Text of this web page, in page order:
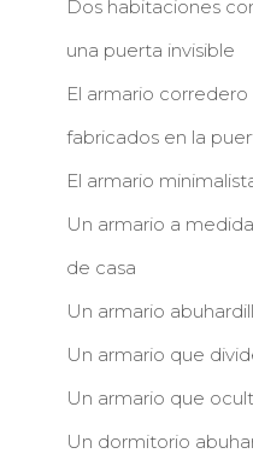
Dos habitaciones
una puerta invisible
El armario
fabricados en la
El armario
Un armario a
de casa
Un armario
Un armario que
Un armario que
Un dormitorio